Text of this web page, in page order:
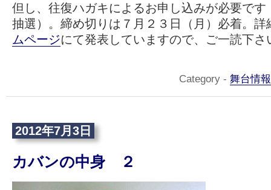
但し、往復ハガキによるお申し込みが必要です
抽選）。締め切りは７月２３日（月）必着。詳
ムページにて発表していますので、ご一読下さ
Category - 舞台情報
2012年7月3日
カバンの中身 ２